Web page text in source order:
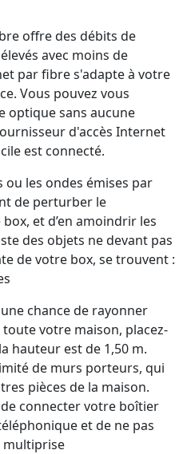
offre des débits de
avec moins de
par fibre s'adapte à votre
Vous pouvez vous
optique sans aucune
d'accès Internet
est connecté.
ou les ondes émises par
de perturber le
et d’en amoindrir les
des objets ne devant pas
de votre box, se trouvent :
chance de rayonner
votre maison, placez-
hauteur est de 1,50 m.
de murs porteurs, qui
pièces de la maison.
connecter votre boîtier
et de ne pas
multiprise